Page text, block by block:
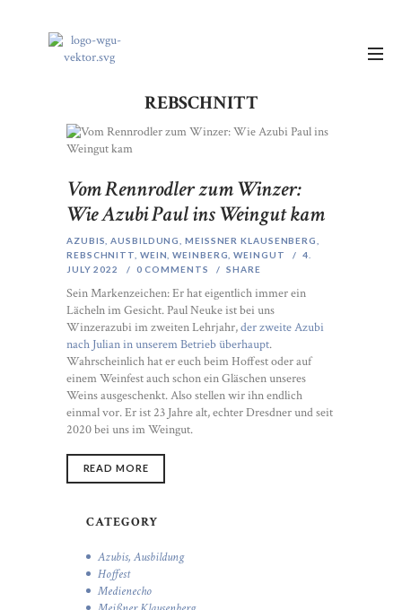
REBSCHNITT
Vom Rennrodler zum Winzer:
Wie Azubi Paul ins Weingut kam
AZUBIS, AUSBILDUNG ,MEISSNER KLAUSENBERG
REBSCHNITT WEIN ,WEINBERG ,WEINGUT
4.
JULY 2022
0 COMMENTS SHARE
Sein Markenzeichen: Er hat eigentlich immer ein
Lächeln im Gesicht. Paul Neuke ist bei uns
Winzerazubi im zweiten Lehrjahr,der zweite Azubi
nach Julian in unserem Betrieb überhaupt.
Wahrscheinlich hat er euch beim Hoffest oder auf
einem Weinfest auch schon ein Gläschen unseres
Weins ausgeschenkt. Also stellen wir ihn endlich
einmal vor. Er ist 23 Jahre alt, echter Dresdner und seit
2020 bei uns im Weingut.
READ MORE
CATEGORY
Azubis, Ausbildung
Hoffest
Medienecho